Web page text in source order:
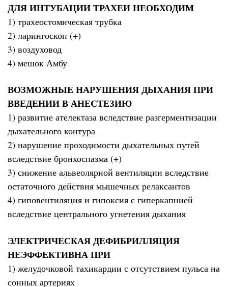
ДЛЯ ИНТУБАЦИИ ТРАХЕИ НЕОБХОДИМ
1) трахеостомическая трубка
2) ларингоскоп (+)
3) воздуховод
4) мешок Амбу
ВОЗМОЖНЫЕ НАРУШЕНИЯ ДЫХАНИЯ ПРИ
ВВЕДЕНИИ В АНЕСТЕЗИЮ
1) развитие ателектаза вследствие разгерментизации
дыхательного контура
2) нарушение проходимости дыхательных путей
вследствие бронхоспазма (+)
3) снижение альвеолярной вентиляции вследствие
остаточного действия мышечных релаксантов
4) гиповентиляция и гипоксия с гиперкапнией
вследствие центрального угнетения дыхания
ЭЛЕКТРИЧЕСКАЯ ДЕФИБРИЛЛЯЦИЯ
НЕЭФФЕКТИВНА ПРИ
1) желудочковой тахикардии с отсутствием пульса на
сонных артериях